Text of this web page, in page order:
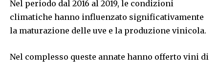
Nel periodo dal 2016 al 2019, le condizioni
climatiche hanno influenzato significativamente
la maturazione delle uve e la produzione vinicola.
Nel complesso queste annate hanno offerto vini di